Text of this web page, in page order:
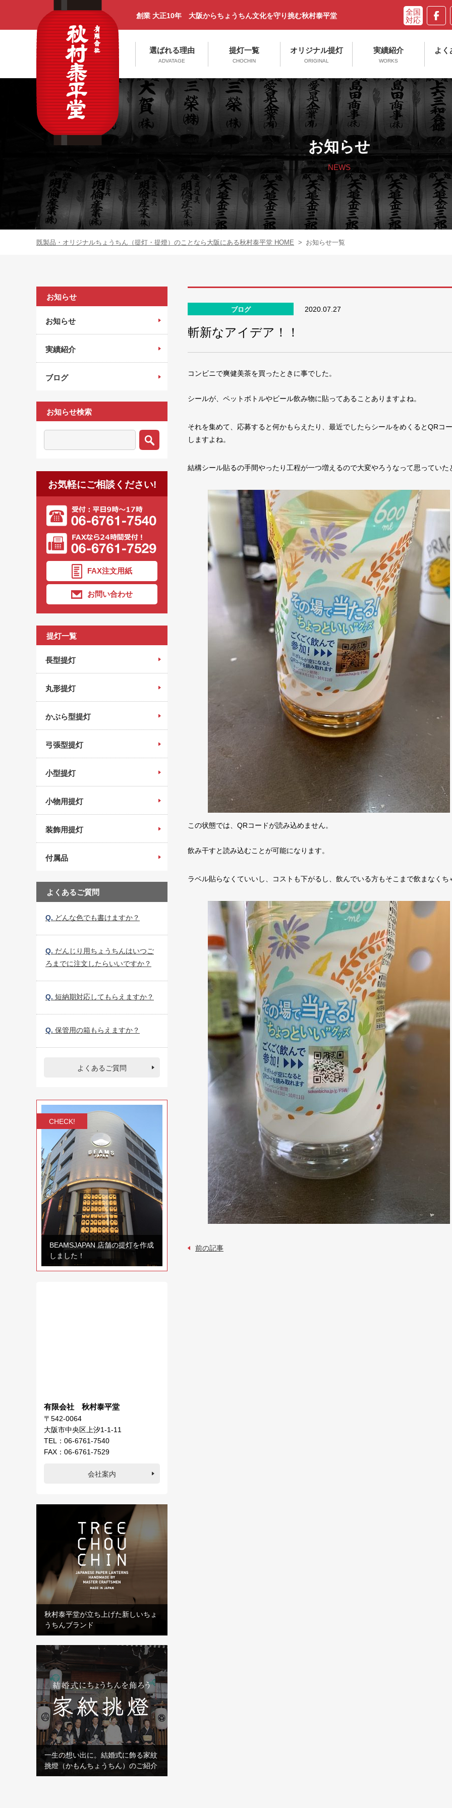
創業 大正10年 大阪からちょうちん文化を守り挑む秋村泰平堂
選ばれる理由
ADVATAGE
提灯一覧
CHOCHIN
オリジナル提灯
ORIGINAL
実績紹介
WORKS
よく
お知らせ
NEWS
既製品・オリジナルちょうちん（提灯・提燈）のことなら大阪にある秋村泰平堂 HOME > お知らせ一覧
ブログ 2020.07.27
斬新なアイデア！！
コンビニで爽健美茶を買ったときに事でした。
シールが、ペットボトルやビール飲み物に貼ってあることありますよね。
それを集めて、応募すると何かもらえたり、最近でしたらシールをめくるとQRコ
しますよね。
結構シール貼るの手間やったり工程が一つ増えるので大変やろうなって思ってい
この状態では、QRコードが読み込めません。
飲み干すと読み込むことが可能になります。
ラベル貼らなくていいし、コストも下がるし、飲んでいる方もそこまで飲まなく
前の記事
お知らせ
お知らせ
実績紹介
ブログ
お知らせ検索
お気軽にご相談ください!
FAX注文用紙
お問い合わせ
提灯一覧
長型提灯
丸形提灯
かぶら型提灯
弓張型提灯
小型提灯
小物用提灯
装飾用提灯
付属品
よくあるご質問
Q. どんな色でも書けますか？
Q. だんじり用ちょうちんはいつご
ろまでに注文したらいいですか？
Q. 短納期対応してもらえますか？
Q. 保管用の箱もらえますか？
よくあるご質問
CHECK!
BEAMSJAPAN 店舗の提灯を作成
しました！
有限会社 秋村泰平堂
〒542-0064
大阪市中央区上汐1-1-11
TEL：06-6761-7540
FAX：06-6761-7529
会社案内
秋村泰平堂が立ち上げた新しいちょ
うちんブランド
一生の想い出に。結婚式に飾る家紋
挑燈（かもんちょうちん）のご紹介